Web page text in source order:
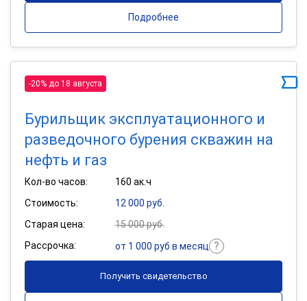
Подробнее
-20% до 18 августа
Бурильщик эксплуатационного и
разведочного бурения скважин на
нефть и газ
Кол-во часов:
160 ак.ч
Стоимость:
12 000 руб.
Старая цена:
15 000 руб.
Рассрочка:
от 1 000 руб в месяц
Получить свидетельство